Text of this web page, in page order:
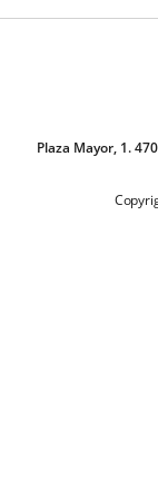
Plaza Mayor, 1.